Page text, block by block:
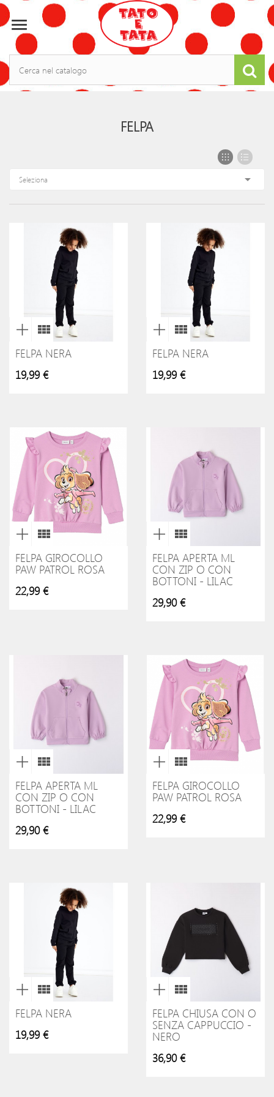

FELPA
Seleziona 
FELPA NERA
19,99 €
FELPA NERA
19,99 €
FELPA GIROCOLLO
PAW PATROL ROSA
22,99 €
FELPA APERTA ML
CON ZIP O CON
BOTTONI - LILAC
29,90 €
FELPA APERTA ML
CON ZIP O CON
BOTTONI - LILAC
29,90 €
FELPA GIROCOLLO
PAW PATROL ROSA
22,99 €
FELPA NERA
19,99 €
FELPA CHIUSA CON O
SENZA CAPPUCCIO -
NERO
36,90 €